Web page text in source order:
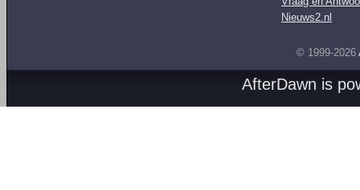
Nieuws2.nl
© 1999-2026
AfterDawn is